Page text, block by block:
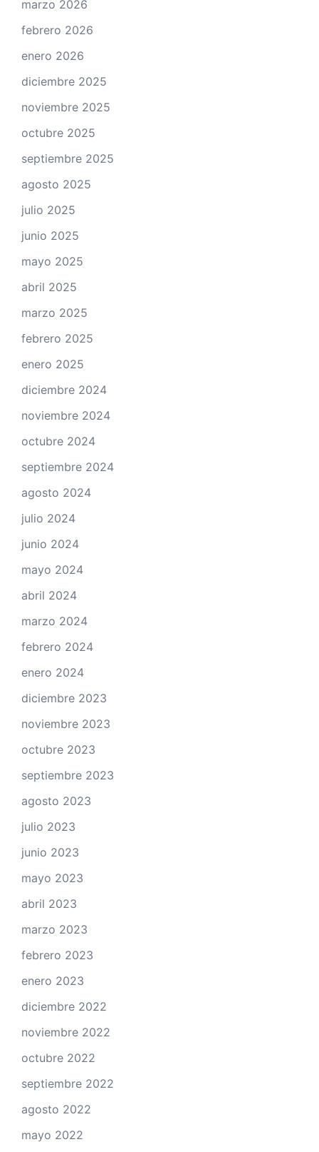
marzo 2026
febrero 2026
enero 2026
diciembre 2025
noviembre 2025
octubre 2025
septiembre 2025
agosto 2025
julio 2025
junio 2025
mayo 2025
abril 2025
marzo 2025
febrero 2025
enero 2025
diciembre 2024
noviembre 2024
octubre 2024
septiembre 2024
agosto 2024
julio 2024
junio 2024
mayo 2024
abril 2024
marzo 2024
febrero 2024
enero 2024
diciembre 2023
noviembre 2023
octubre 2023
septiembre 2023
agosto 2023
julio 2023
junio 2023
mayo 2023
abril 2023
marzo 2023
febrero 2023
enero 2023
diciembre 2022
noviembre 2022
octubre 2022
septiembre 2022
agosto 2022
mayo 2022